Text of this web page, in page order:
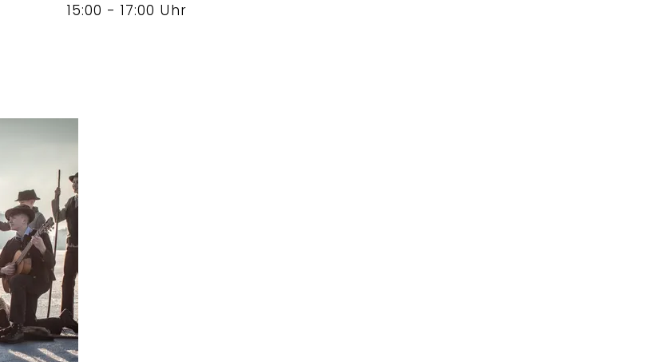
15:00 - 17:00 Uhr